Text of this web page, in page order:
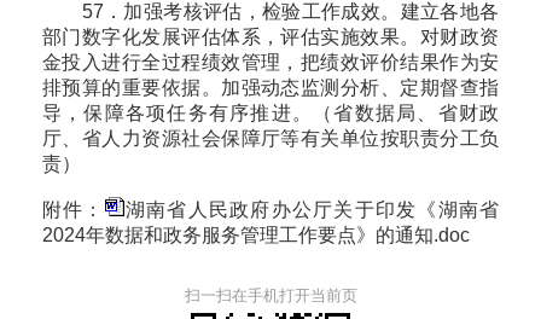
57．加强考核评估，检验工作成效。建立各地各
部门数字化发展评估体系，评估实施效果。对财政资
金投入进行全过程绩效管理，把绩效评价结果作为安
排预算的重要依据。加强动态监测分析、定期督查指
导，保障各项任务有序推进。（省数据局、省财政
厅、省人力资源社会保障厅等有关单位按职责分工负
责）
附件：
湖南省人民政府办公厅关于印发《湖南省
2024年数据和政务服务管理工作要点》的通知.doc
扫一扫在手机打开当前页